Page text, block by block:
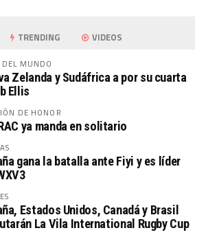
TRENDING VIDEOS
DEL MUNDO
Zelanda y Sudáfrica a por su cuarta
Ellis
DE HONOR
ya manda en solitario
gana la batalla ante Fiyi y es líder
Estados Unidos, Canadá y Brasil
La Vila International Rugby Cup